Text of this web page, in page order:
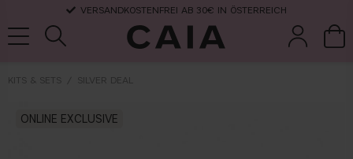
VERSANDKOSTENFREI AB 30€ IN ÖSTERREICH
KITS & SETS SILVER DEAL
ONLINE EXCLUSIVE
parfüm